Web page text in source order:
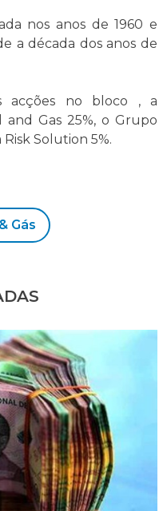
nos anos de 1960 e
a década dos anos de
acções no bloco , a
and Gas 25%, o Grupo
Solution 5%.
Gás